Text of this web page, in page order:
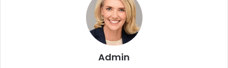
Admin